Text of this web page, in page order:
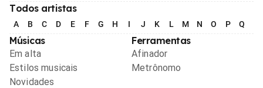
Todos artistas
A B C D E F G H I J K L M N O P Q
Músicas
Em alta
Estilos musicais
Novidades
Ferramentas
Afinador
Metrônomo